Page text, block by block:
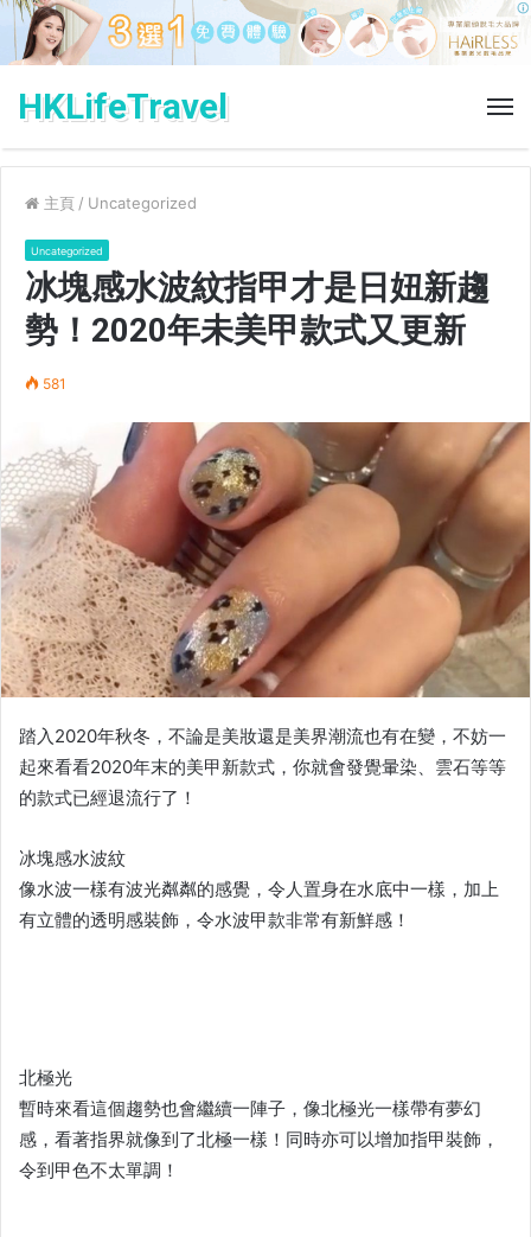
HKLifeTravel
主頁 / Uncategorized
Uncategorized
冰塊感水波紋指甲才是日妞新趨
勢！2020年未美甲款式又更新
581
踏入2020年秋冬，不論是美妝還是美界潮流也有在變，不妨一
起來看看2020年末的美甲新款式，你就會發覺暈染、雲石等等
的款式已經退流行了！
冰塊感水波紋
像水波一樣有波光粼粼的感覺，令人置身在水底中一樣，加上
有立體的透明感裝飾，令水波甲款非常有新鮮感！
北極光
暫時來看這個趨勢也會繼續一陣子，像北極光一樣帶有夢幻
感，看著指界就像到了北極一樣！同時亦可以增加指甲裝飾，
令到甲色不太單調！